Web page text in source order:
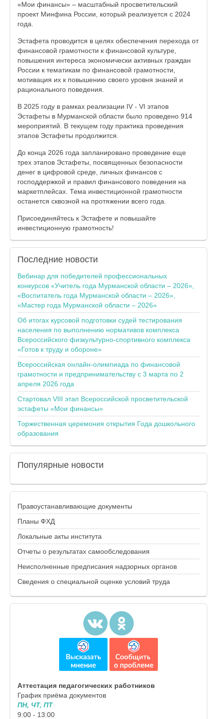
«Мои финансы» – масштабный просветительский
проект Минфина России, который реализуется с 2024
года.
Эстафета проводится в целях обеспечения перехода от
финансовой грамотности к финансовой культуре,
повышения интереса экономически активных граждан
России к тематикам по финансовой грамотности,
мотивация их к повышению своего уровня знаний и
рационального поведения.
В 2025 году в рамках реализации IV - VI этапов
Эстафеты в Мурманской области было проведено 914
мероприятий. В текущем году практика проведения
этапов Эстафеты продолжится.
До конца 2026 года запланировано проведение еще
трех этапов Эстафеты, посвященных безопасности
денег в цифровой среде, личных финансов с
господдержкой и правил финансового поведения на
маркетплейсах. Тема инвестиционной грамотности
останется сквозной на протяжении всего года.
Присоединяйтесь к Эстафете и повышайте
инвестиционную грамотность!
Последние новости
Вебинар для победителей профессиональных
конкурсов «Учитель года Мурманской области – 2026»,
«Воспитатель года Мурманской области – 2026»,
«Мастер года Мурманской области – 2026»
Об итогах курсовой подготовки судей тестирования
населения по выполнению нормативов комплекса
Всероссийского физкультурно-спортивного комплекса
«Готов к труду и обороне»
Всероссийская онлайн-олимпиада по финансовой
грамотности и предпринимательству с 3 марта по 2
апреля 2026 года
Стартовал VIII этап Всероссийской просветительской
эстафеты «Мои финансы»
Торжественная церемония открытия Года дошкольного
образования
Популярные новости
Правоустанавливающие документы
Планы ФХД
Локальные акты института
Отчеты о результатах самообследования
Неисполненные предписания надзорных органов
Сведения о специальной оценке условий труда
Аттестация педагогических работников
График приёма документов
ПН, ЧТ, ПТ
9:00 - 13:00